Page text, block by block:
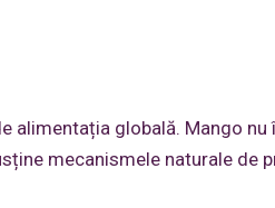
alimentația globală. Mango
mecanismele naturale de